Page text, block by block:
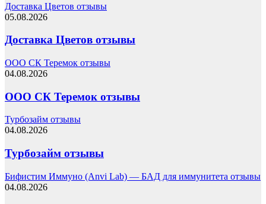
Доставка Цветов отзывы
05.08.2026
Доставка Цветов отзывы
ООО СК Теремок отзывы
04.08.2026
ООО СК Теремок отзывы
Турбозайм отзывы
04.08.2026
Турбозайм отзывы
Бифистим Иммуно (Anvi Lab) — БАД для иммунитета отзывы
04.08.2026